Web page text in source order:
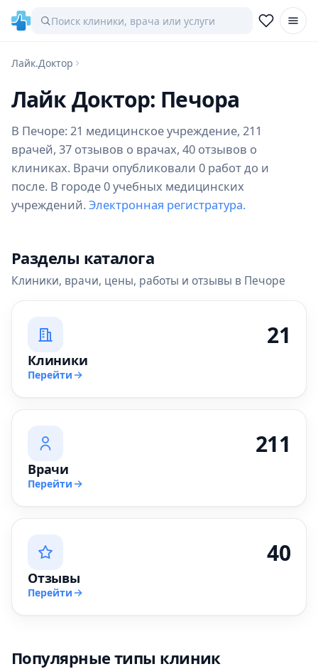
Лайк.Доктор
Лайк Доктор: Печора
В Печоре: 21 медицинское учреждение, 211
врачей, 37 отзывов о врачах, 40 отзывов о
клиниках. Врачи опубликовали 0 работ до и
после. В городе 0 учебных медицинских
учреждений. Электронная регистратура.
Разделы каталога
Клиники, врачи, цены, работы и отзывы в Печоре
21
Клиники
Перейти
211
Врачи
Перейти
40
Отзывы
Перейти
Популярные типы клиник